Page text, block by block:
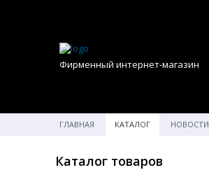
Фирменный интернет-магазин
ГЛАВНАЯ КАТАЛОГ НОВОСТИ
Каталог товаров